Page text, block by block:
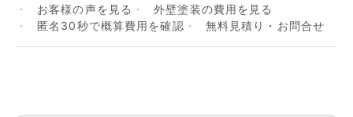
お客様の声を見る
外壁塗装の費用を見る
匿名30秒で概算費用を確認
無料見積り・お問合せ